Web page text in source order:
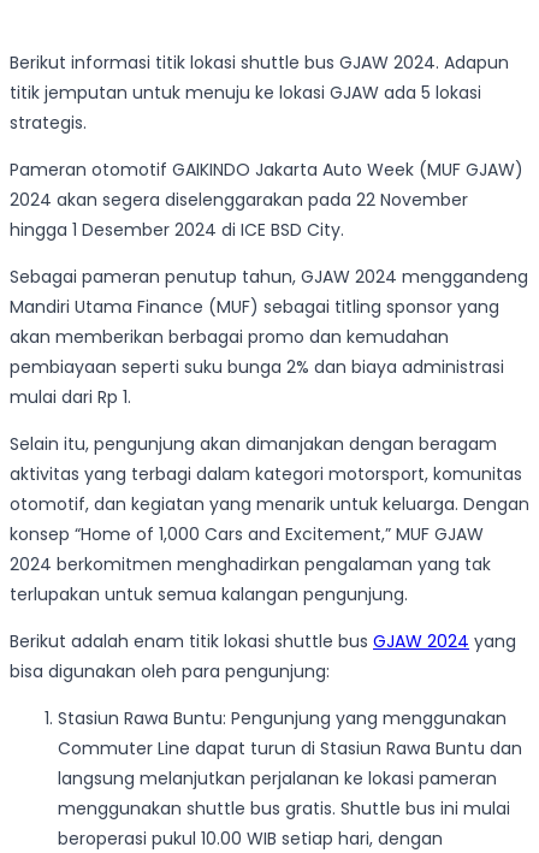
Berikut informasi titik lokasi shuttle bus GJAW 2024. Adapun
titik jemputan untuk menuju ke lokasi GJAW ada 5 lokasi
strategis.
Pameran otomotif GAIKINDO Jakarta Auto Week (MUF GJAW)
2024 akan segera diselenggarakan pada 22 November
hingga 1 Desember 2024 di ICE BSD City.
Sebagai pameran penutup tahun, GJAW 2024 menggandeng
Mandiri Utama Finance (MUF) sebagai titling sponsor yang
akan memberikan berbagai promo dan kemudahan
pembiayaan seperti suku bunga 2% dan biaya administrasi
mulai dari Rp 1.
Selain itu, pengunjung akan dimanjakan dengan beragam
aktivitas yang terbagi dalam kategori motorsport, komunitas
otomotif, dan kegiatan yang menarik untuk keluarga. Dengan
konsep “Home of 1,000 Cars and Excitement,” MUF GJAW
2024 berkomitmen menghadirkan pengalaman yang tak
terlupakan untuk semua kalangan pengunjung.
Berikut adalah enam titik lokasi shuttle bus GJAW 2024 yang
bisa digunakan oleh para pengunjung:
Stasiun Rawa Buntu: Pengunjung yang menggunakan
Commuter Line dapat turun di Stasiun Rawa Buntu dan
langsung melanjutkan perjalanan ke lokasi pameran
menggunakan shuttle bus gratis. Shuttle bus ini mulai
beroperasi pukul 10.00 WIB setiap hari, dengan